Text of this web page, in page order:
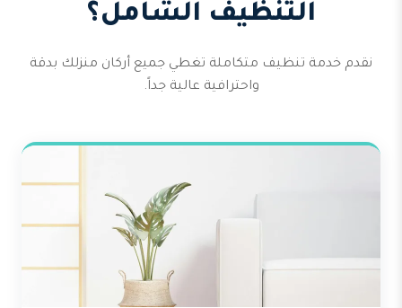
التنظيف الشامل؟
نقدم خدمة تنظيف متكاملة تغطي جميع أركان منزلك بدقة
واحترافية عالية جداً.